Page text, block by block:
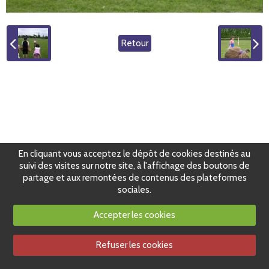
Retour
En cliquant vous acceptez le dépôt de cookies destinés au
suivi des visites sur notre site, à l'affichage des boutons de
partage et aux remontées de contenus des plateformes
sociales.
Accepter les cookies
Refuser les cookies